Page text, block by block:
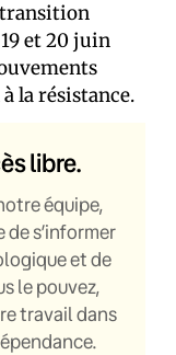
transition
et 20 juin
la résistance.
libre.
équipe,
s’informer
et de
le pouvez,
travail dans